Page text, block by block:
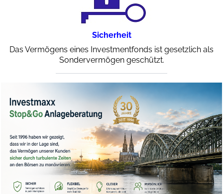
Sicherheit
Das Vermögens eines Investmentfonds ist gesetzlich als
Sondervermögen geschützt.